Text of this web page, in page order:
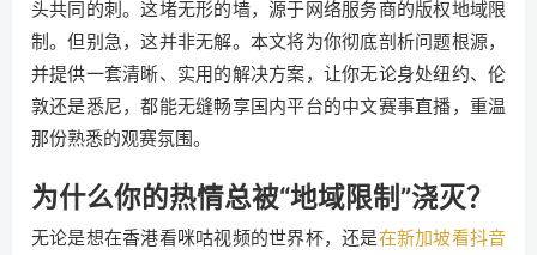
头共同的刺。这堵无形的墙，源于网络服务商的版权地域限
制。但别急，这并非无解。本文将为你彻底剖析问题根源，
并提供一套清晰、实用的解决方案，让你无论身处纽约、伦
敦还是悉尼，都能无缝畅享国内平台的中文赛事直播，重温
那份熟悉的观赛氛围。
为什么你的热情总被“地域限制”浇灭？
无论是想在香港看咪咕视频的世界杯，还是在新加坡看抖音